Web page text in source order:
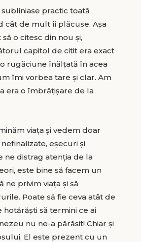
practic toată
cât de mult îi plăcuse. Așa
o citesc din nou și,
capitol de citit era exact
rugăciune înălțată în acea
îmi vorbea tare și clar. Am
era o îmbrățișare de la
viața și vedem doar
eșecuri și
ne distrag atenția de la
este bine să facem un
ne privim viața și să
Poate să fie ceva atât de
hotărăști să termini ce ai
nu ne-a părăsit! Chiar și
El este prezent cu un